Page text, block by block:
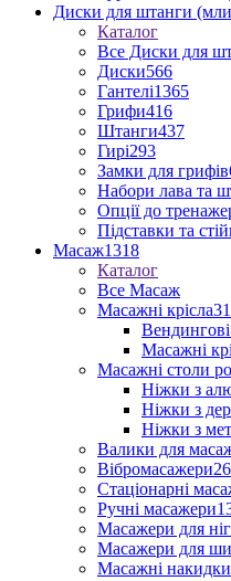
Диски для штанги
Каталог
Все Диски для
Диски566
Гантелі1365
Грифи416
Штанги437
Гирі293
Замки для грифів
Набори лава та
Опції до
Підставки та
Масаж1318
Каталог
Все Масаж
Масажні крісла
Вендингові
Масажні
Масажні столи
Ніжки з
Ніжки з
Ніжки з
Валики для
Вібромасажери26
Стаціонарні
Ручні масажери
Масажери для ніг
Масажери для
Масажні накидки